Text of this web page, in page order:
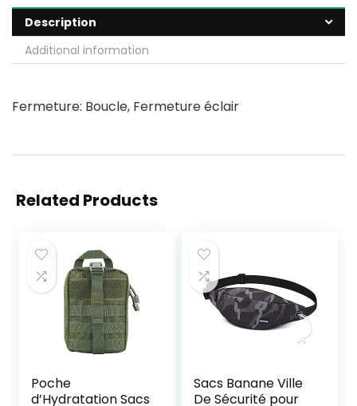
Description
Additional information
Fermeture: Boucle, Fermeture éclair
Related Products
Poche
d’Hydratation Sacs
Sacs Banane Ville
De Sécurité pour